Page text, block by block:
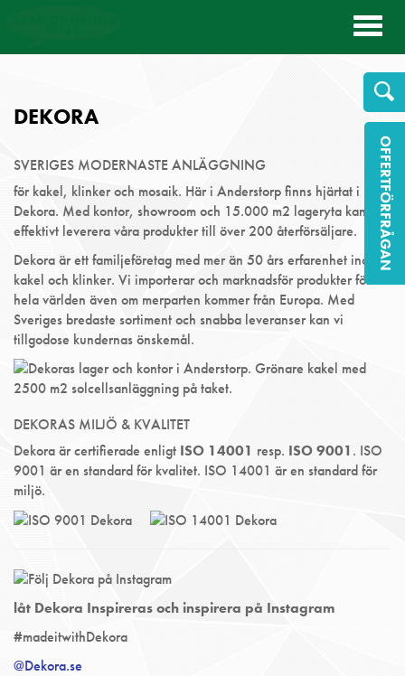
Toggle
OFFERTFÖRFRÅGAN
DEKORA
SVERIGES MODERNASTE ANLÄGGNING
för kakel, klinker och mosaik. Här i Anderstorp finns hjärtat i
Dekora. Med kontor, showroom och 15.000 m2 lageryta kan vi
effektivt leverera våra produkter till över 200 återförsäljare.
Dekora är ett familjeföretag med mer än 50 års erfarenhet inom
kakel och klinker. Vi importerar och marknadsför produkter för
hela världen även om merparten kommer från Europa. Med
Sveriges bredaste sortiment och snabba leveranser kan vi
tillgodose kundernas önskemål.
DEKORAS MILJÖ & KVALITET
Dekora är certifierade enligt ISO 14001 resp. ISO 9001. ISO
9001 är en standard för kvalitet. ISO 14001 är en standard för
miljö.
låt Dekora Inspireras och inspirera på Instagram
#madeitwithDekora
@Dekora.se